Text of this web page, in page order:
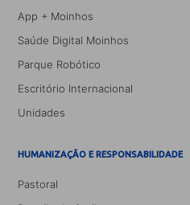
App + Moinhos
Saúde Digital Moinhos
Parque Robótico
Escritório Internacional
Unidades
HUMANIZAÇÃO E RESPONSABILIDADE
Pastoral